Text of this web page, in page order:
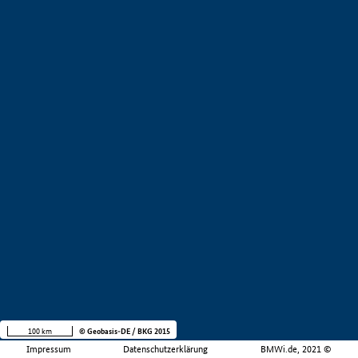
Impressum Datenschutzerklärung BMWi.de, 2021 ©
100 km © Geobasis-DE / BKG 2015